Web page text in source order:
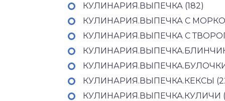
КУЛИНАРИЯ.ВЫПЕЧКА (182)
КУЛИНАРИЯ.ВЫПЕЧКА С
КУЛИНАРИЯ.ВЫПЕЧКА С
КУЛИНАРИЯ.ВЫПЕЧКА.КЕКСЫ
КУЛИНАРИЯ.ВЫПЕЧКА.КУЛИЧИ